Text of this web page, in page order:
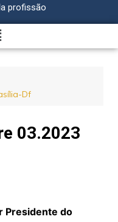
profissão
Df
03.2023
Presidente do